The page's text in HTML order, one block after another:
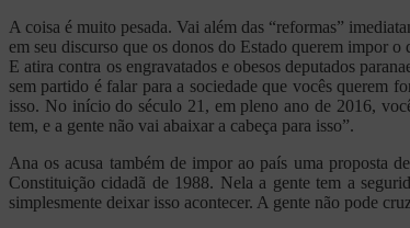
A coisa é muito pesada. Vai além das “reformas”
em seu discurso que os donos do Estado querem impor o
E atira contra os engravatados e obesos deputados
sem partido é falar para a sociedade que vocês querem
isso. No início do século 21, em pleno ano de 2016,
tem, e a gente não vai abaixar a cabeça para isso”.
Ana os acusa também de impor ao país uma proposta
Constituição cidadã de 1988. Nela a gente tem a
simplesmente deixar isso acontecer. A gente não pode